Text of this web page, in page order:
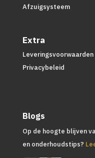
Afzuigsysteem
Extra
Leveringsvoorwaarden
Privacybeleid
Blogs
Op de hoogte blijven
en onderhoudstips?